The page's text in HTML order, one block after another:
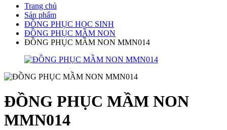
Trang chủ
Sản phẩm
ĐỒNG PHỤC HỌC SINH
ĐỒNG PHỤC MẦM NON
ĐỒNG PHỤC MẦM NON MMN014
ĐỒNG PHỤC MẦM NON
MMN014